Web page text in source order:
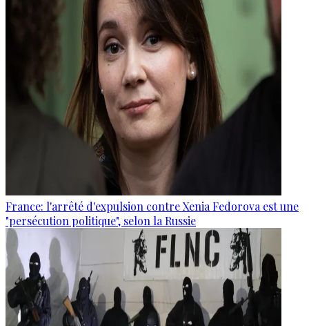
France: l'arrêté d'expulsion contre Xenia Fedorova est une
"persécution politique", selon la Russie